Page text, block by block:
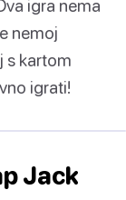
igra nema
nemoj
s kartom
igrati!
Jack